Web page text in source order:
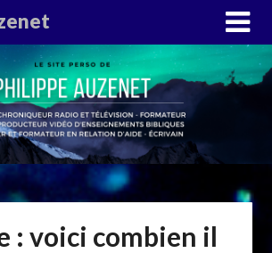
: voici combien il